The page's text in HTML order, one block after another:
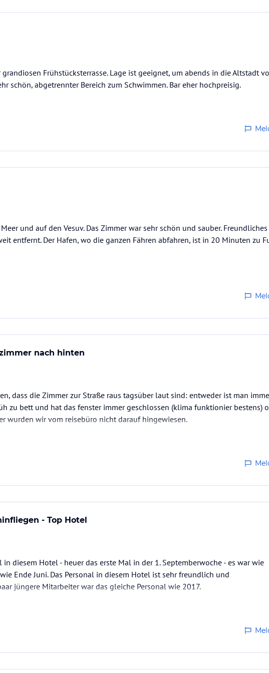
Frühstücksterrasse. Lage ist geeignet, um abends in die Altstadt
schön, abgetrennter Bereich zum Schwimmen. Bar eher hochpreisig.
und auf den Vesuv. Das Zimmer war sehr schön und sauber. Freundliches
entfernt. Der Hafen, wo die ganzen Fähren abfahren, ist in 20 Minuten zu
nach hinten
dass die Zimmer zur Straße raus tagsüber laut sind: entweder ist man
zu bett und hat das fenster immer geschlossen (klima funktionier bestens)
wurden wir vom reisebüro nicht darauf hingewiesen.
- Top Hotel
diesem Hotel - heuer das erste Mal in der 1. Septemberwoche - es war wie
Ende Juni. Das Personal in diesem Hotel ist sehr freundlich und
jüngere Mitarbeiter war das gleiche Personal wie 2017.